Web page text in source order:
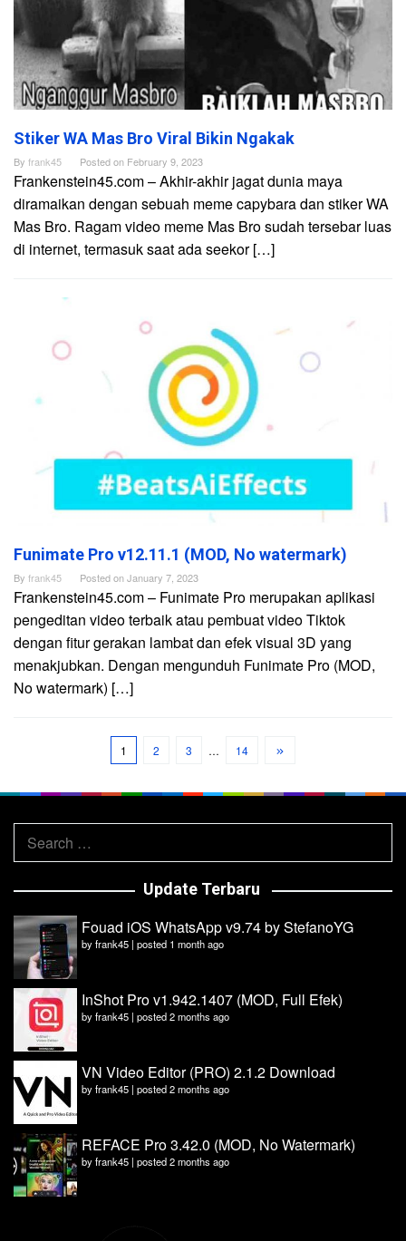
Stiker WA Mas Bro Viral Bikin Ngakak
By frank45 Posted on February 9, 2023
Frankenstein45.com – Akhir-akhir jagat dunia maya
diramaikan dengan sebuah meme capybara dan stiker WA
Mas Bro. Ragam video meme Mas Bro sudah tersebar luas
di internet, termasuk saat ada seekor […]
Funimate Pro v12.11.1 (MOD, No watermark)
By frank45 Posted onJanuary 7, 2023
Frankenstein45.com – Funimate Pro merupakan aplikasi
pengeditan video terbaik atau pembuat video Tiktok
dengan fitur gerakan lambat dan efek visual 3D yang
menakjubkan. Dengan mengunduh Funimate Pro (MOD,
No watermark) […]
1 2 3 … 14
Search
for:
Update Terbaru
Fouad iOS WhatsApp v9.74 by StefanoYG
byfrank45 | posted 1 month ago
InShot Pro v1.942.1407 (MOD, Full Efek)
byfrank45 | posted 2 months ago
VN Video Editor (PRO) 2.1.2 Download
byfrank45 | posted 2 months ago
REFACE Pro 3.42.0 (MOD, No Watermark)
byfrank45 | posted 2 months ago